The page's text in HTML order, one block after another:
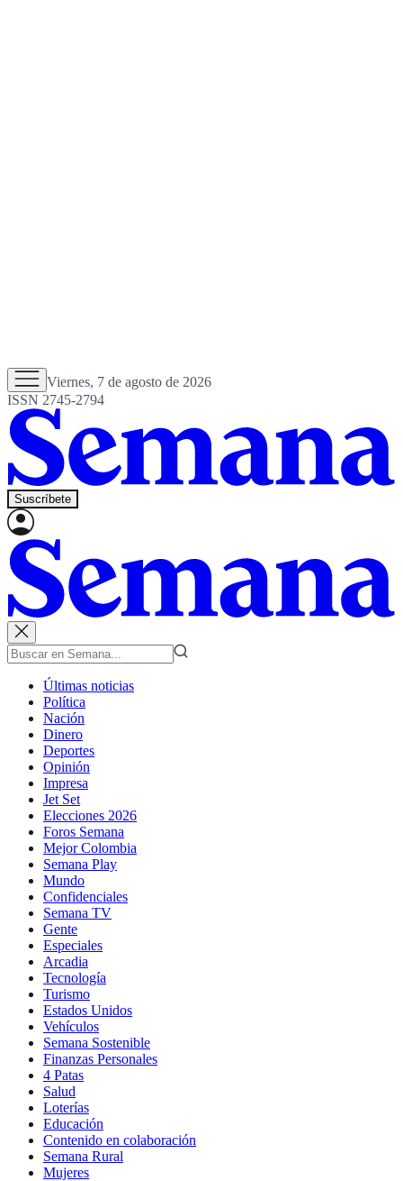
Viernes, 7 de agosto de 2026
ISSN 2745-2794
Suscríbete
Últimas noticias
Política
Nación
Dinero
Deportes
Opinión
Impresa
Jet Set
Elecciones 2026
Foros Semana
Mejor Colombia
Semana Play
Mundo
Confidenciales
Semana TV
Gente
Especiales
Arcadia
Tecnología
Turismo
Estados Unidos
Vehículos
Semana Sostenible
Finanzas Personales
4 Patas
Salud
Loterías
Educación
Contenido en colaboración
Semana Rural
Mujeres